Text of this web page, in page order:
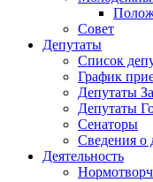
Совет
Депутаты
Список
График
Депутаты
Депутаты
Сенаторы
Сведения о
Деятельность